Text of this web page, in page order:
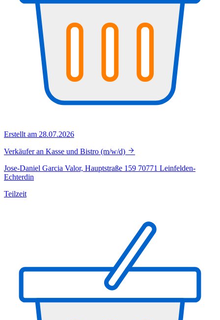
Erstellt am 28.07.2026
Verkäufer an Kasse und Bistro (m/w/d)
Jose-Daniel Garcia Valor, Hauptstraße 159 70771 Leinfelden-
Echterdin
Teilzeit